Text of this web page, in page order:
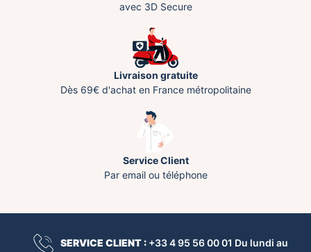
avec 3D Secure
Livraison gratuite
Dès 69€ d'achat en France métropolitaine
Service Client
Par email ou téléphone
SERVICE CLIENT :+33 4 95 56 00 01 Du lundi au